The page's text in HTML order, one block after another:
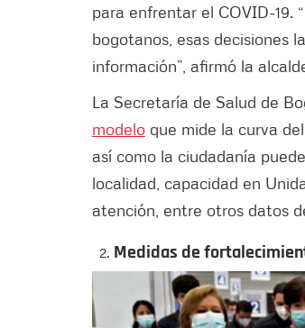
para enfrentar el COVID-19.
bogotanos, esas decisiones
información”, afirmó la
La Secretaría de Salud de
modelo que mide la curva
así como la ciudadanía
localidad, capacidad en
atención, entre otros datos
Medidas de